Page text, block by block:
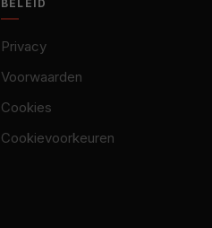
BELEID
Privacy
Voorwaarden
Cookies
Cookievoorkeuren